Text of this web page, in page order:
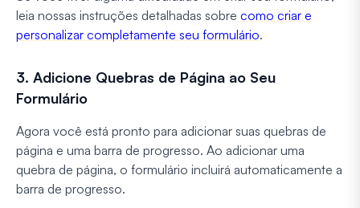
leia nossas instruções detalhadas sobre como criar e
personalizar completamente seu formulário.
3. Adicione Quebras de Página ao Seu
Formulário
Agora você está pronto para adicionar suas quebras de
página e uma barra de progresso. Ao adicionar uma
quebra de página, o formulário incluirá automaticamente a
barra de progresso.